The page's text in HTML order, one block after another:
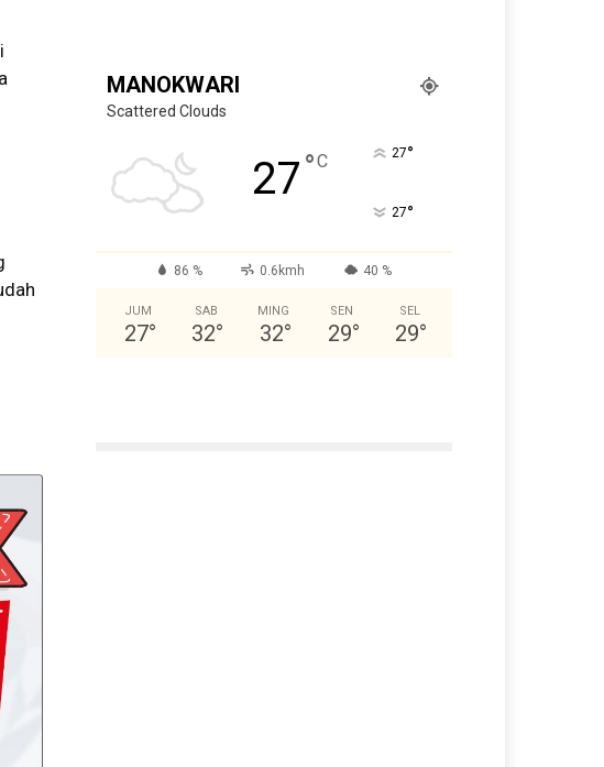
MANOKWARI
Scattered Clouds
27°C 27°
27°
86 % 0.6kmh 40 %
JUM
27°
SAB
32°
MING
32°
SEN
29°
SEL
29°